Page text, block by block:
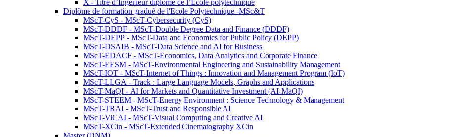
X - Titre d’Ingénieur diplômé de l’École polytechnique
Diplôme de formation gradué de l'Ecole Polytechnique -MSc&T
MScT-CyS - MScT-Cybersecurity (CyS)
MScT-DDDF - MScT-Double Degree Data and Finance (DDDF)
MScT-DEPP - MScT-Data and Economics for Public Policy (DEPP)
MScT-DSAIB - MScT-Data Science and AI for Business
MScT-EDACF - MScT-Economics, Data Analytics and Corporate Finance
MScT-EESM - MScT-Environmental Engineering and Sustainability Management
MScT-IOT - MScT-Internet of Things : Innovation and Management Program (IoT)
MScT-LLGA - Track : Large Language Models, Graphs and Applications
MScT-MaQI - AI for Markets and Quantitative Investment (AI-MaQI)
MScT-STEEM - MScT-Energy Environment : Science Technology & Management
MScT-TRAI - MScT-Trust and Responsible AI
MScT-ViCAI - MScT-Visual Computing and Creative AI
MScT-XCin - MScT-Extended Cinematography XCin
Master (DNM)